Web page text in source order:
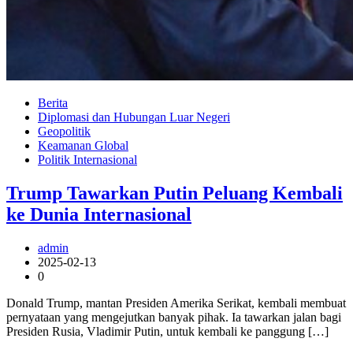
Berita
Diplomasi dan Hubungan Luar Negeri
Geopolitik
Keamanan Global
Politik Internasional
Trump Tawarkan Putin Peluang Kembali
ke Dunia Internasional
admin
2025-02-13
0
Donald Trump, mantan Presiden Amerika Serikat, kembali membuat
pernyataan yang mengejutkan banyak pihak. Ia tawarkan jalan bagi
Presiden Rusia, Vladimir Putin, untuk kembali ke panggung […]